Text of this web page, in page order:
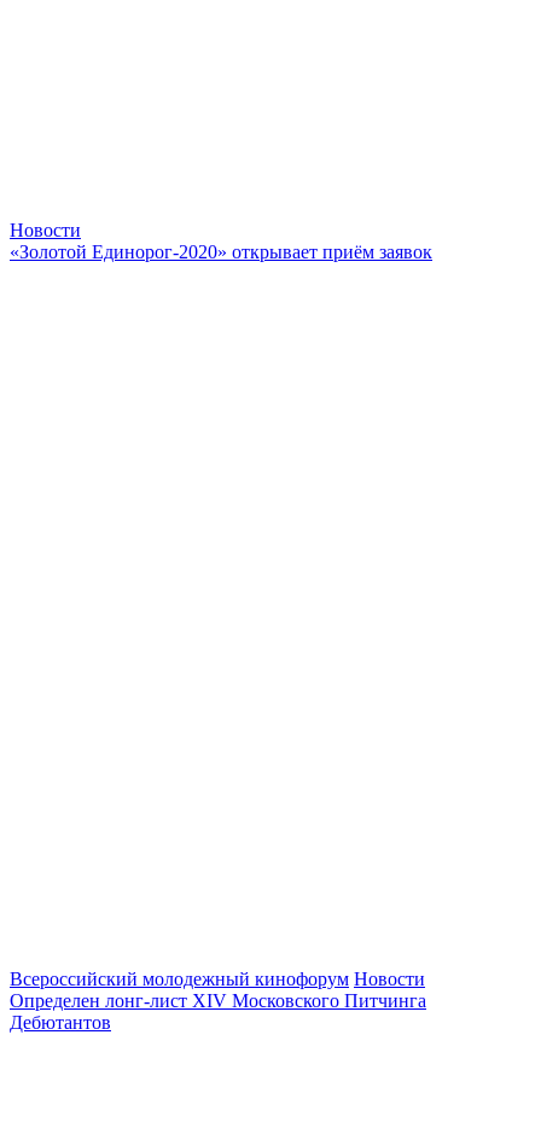
Новости
«Золотой Единорог-2020» открывает приём заявок
Всероссийский молодежный кинофорум Новости
Определен лонг-лист XIV Московского Питчинга
Дебютантов